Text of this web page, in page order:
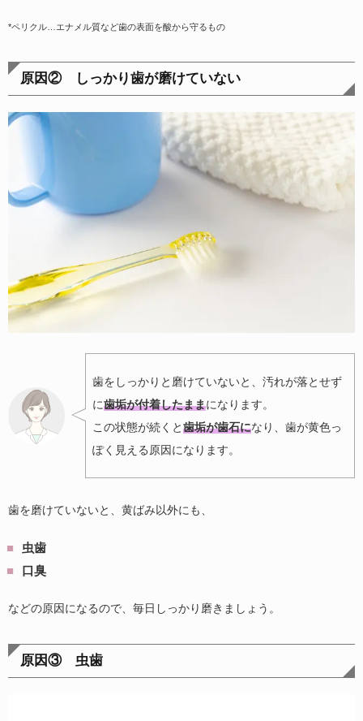
*ペリクル…エナメル質など歯の表面を酸から守るもの
原因② しっかり歯が磨けていない
歯をしっかりと磨けていないと、汚れが落とせず
に歯垢が付着したままになります。
この状態が続くと歯垢が歯石になり、歯が黄色っ
ぽく見える原因になります。
歯を磨けていないと、黄ばみ以外にも、
虫歯
口臭
などの原因になるので、毎日しっかり磨きましょう。
原因③ 虫歯